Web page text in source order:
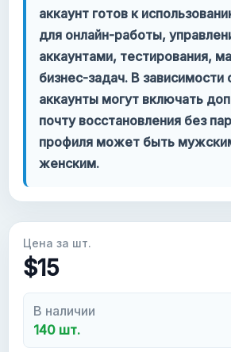
КАТЕГОРИИ
Google Voice
Аккаунты Gmail 2023
Forwarding Gmail
Новые Gmail аккаунты
аккаунт готов к
для онлайн-работы,
аккаунтами, тестирования,
бизнес-задач. В зависимости
аккаунты могут включать
почту восстановления без
профиля может быть
женским.
Цена за шт.
$15
В наличии
140 шт.